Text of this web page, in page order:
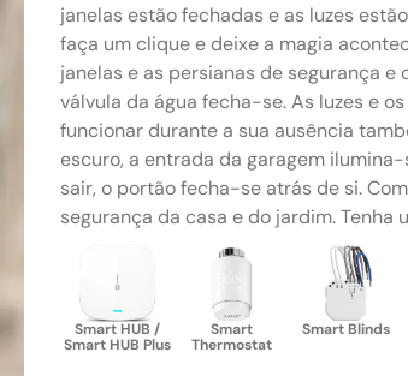
janelas estão fechadas e as luzes
faça um clique e deixe a magia
janelas e as persianas de segurança e
válvula da água fecha-se. As luzes e
funcionar durante a sua ausência
escuro, a entrada da garagem
sair, o portão fecha-se atrás de si.
segurança da casa e do jardim. Tenha
Smart HUB /
Smart HUB Plus
Smart
Thermostat
Smart Blinds